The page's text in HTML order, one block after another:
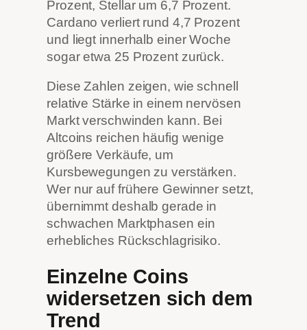
Prozent, Stellar um 6,7 Prozent.
Cardano verliert rund 4,7 Prozent
und liegt innerhalb einer Woche
sogar etwa 25 Prozent zurück.
Diese Zahlen zeigen, wie schnell
relative Stärke in einem nervösen
Markt verschwinden kann. Bei
Altcoins reichen häufig wenige
größere Verkäufe, um
Kursbewegungen zu verstärken.
Wer nur auf frühere Gewinner setzt,
übernimmt deshalb gerade in
schwachen Marktphasen ein
erhebliches Rückschlagrisiko.
Einzelne Coins
widersetzen sich dem
Trend